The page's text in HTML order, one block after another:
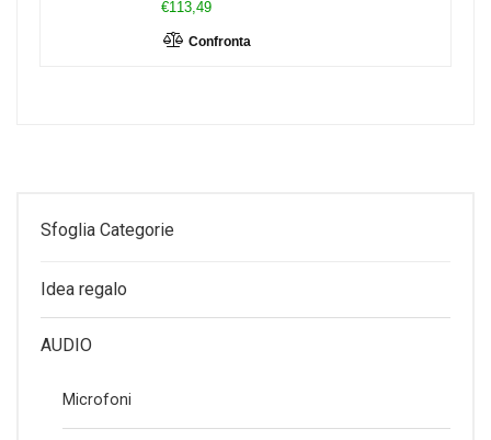
€113,49
Confronta
Sfoglia Categorie
Idea regalo
AUDIO
Microfoni